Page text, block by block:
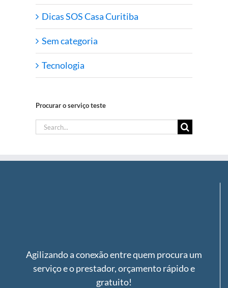
Dicas SOS Casa Curitiba
Sem categoria
Tecnologia
Procurar o serviço teste
Search
Agilizando a conexão entre quem procura um
serviço e o prestador, orçamento rápido e
gratuito!